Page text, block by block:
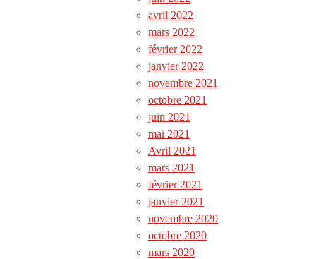
avril 2022
mars 2022
février 2022
janvier 2022
novembre 2021
octobre 2021
juin 2021
mai 2021
Avril 2021
mars 2021
février 2021
janvier 2021
novembre 2020
octobre 2020
mars 2020